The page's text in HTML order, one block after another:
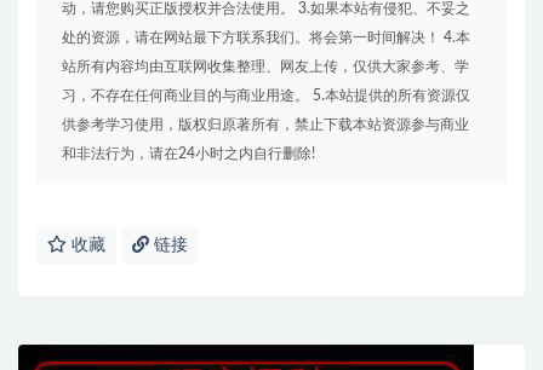
动，请您购买正版授权并合法使用。 3.如果本站有侵犯、不妥之
处的资源，请在网站最下方联系我们。将会第一时间解决！ 4.本
站所有内容均由互联网收集整理、网友上传，仅供大家参考、学
习，不存在任何商业目的与商业用途。 5.本站提供的所有资源仅
供参考学习使用，版权归原著所有，禁止下载本站资源参与商业
和非法行为，请在24小时之内自行删除!
收藏 链接